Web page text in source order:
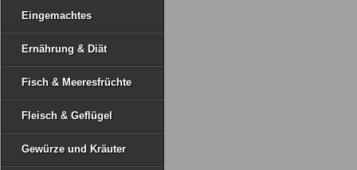
Eingemachtes
Ernährung & Diät
Fisch & Meeresfrüchte
Fleisch & Geflügel
Gewürze und Kräuter